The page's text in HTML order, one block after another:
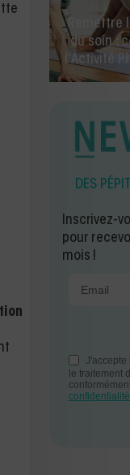
🚀 La
ici ! IA,
toutes
DES
Inscrivez-
pour
mois !